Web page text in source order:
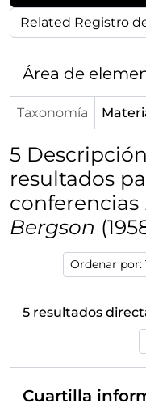
Related Registro
Área de
Taxonomía
5
resultados
conferencias
Bergson
Ordenar por:
5 resultados